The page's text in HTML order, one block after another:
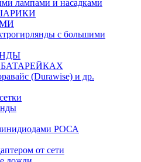
лампами и насадками
с большими
БАТАРЕЙКАХ
(Durawise) и др.
РОСА
от сети